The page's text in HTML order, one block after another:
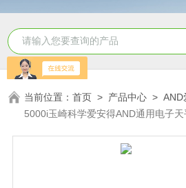
当前位置：首页 > 产品中心 >AND
5000i玉崎科学爱安得AND通用电子